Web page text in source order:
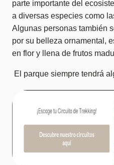
parte importante del
a diversas especies como
Algunas personas también
por su belleza ornamental,
en flor y llena de frutos
El parque siempre tendrá